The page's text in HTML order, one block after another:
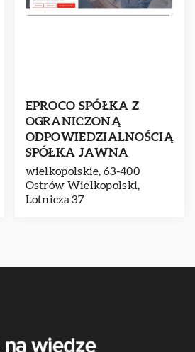
EPROCO SPÓŁKA Z
OGRANICZONĄ
ODPOWIEDZIALNOŚCIĄ
SPÓŁKA JAWNA
wielkopolskie, 63-400
Ostrów Wielkopolski,
Lotnicza 37